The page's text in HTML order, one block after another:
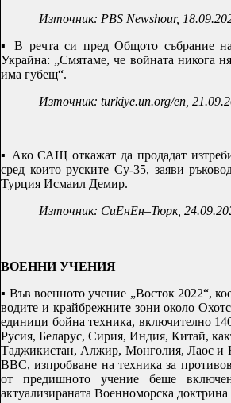
Източник: PBS Newshour,
▪В речта си пред Общото събрание
Украйна: „Смятаме, че войната никога
има губещ“.
Източник: turkiye.un.org/en,
▪ Ако САЩ откажат да продадат
сред които руските Су-35, заяви
Турция Исмаил Демир.
Източник: СиЕнЕн–Тюрк,
ВОЕННИ УЧЕНИЯ
▪ Във военното учение „Восток 2022“,
водите и крайбрежните зони около
единици бойна техника, включително
Русия, Беларус, Сирия, Индия, Китай,
Таджикистан, Алжир, Монголия, Лаос и
ВВС, изпробване на техника за
от предишното учение беше
актуализираната Военноморска